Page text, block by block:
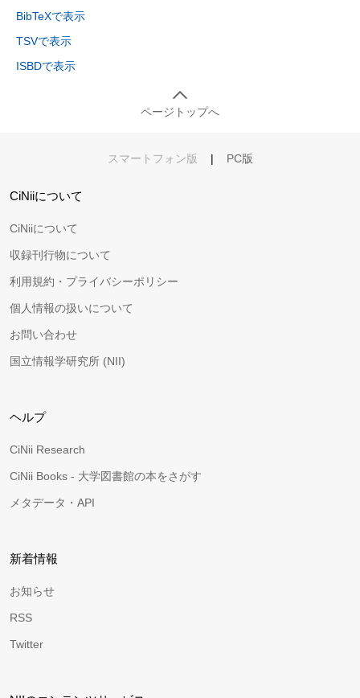
BibTeXで表示
TSVで表示
ISBDで表示
ページトップへ
スマートフォン版 | PC版
CiNiiについて
CiNiiについて
収録刊行物について
利用規約・プライバシーポリシー
個人情報の扱いについて
お問い合わせ
国立情報学研究所 (NII)
ヘルプ
CiNii Research
CiNii Books - 大学図書館の本をさがす
メタデータ・API
新着情報
お知らせ
RSS
Twitter